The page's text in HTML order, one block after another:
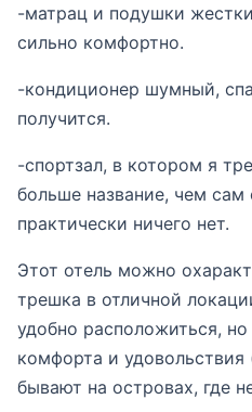
-матрац и подушки
сильно комфортно.
-кондиционер шумный,
получится.
-спортзал, в котором я
больше название, чем сам
практически ничего нет.
Этот отель можно
трешка в отличной
удобно расположиться, но
комфорта и удовольствия
бывают на островах, где